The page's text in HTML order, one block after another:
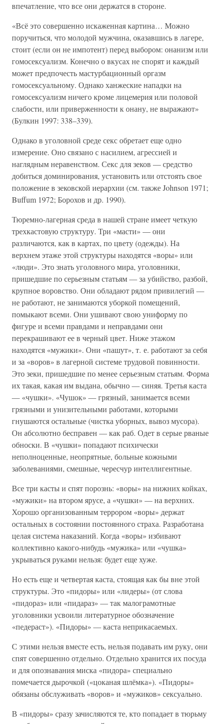
впечатление, что все они держатся в стороне.
«Всё это совершенно искаженная картина… Можно
поручиться, что молодой мужчина, оказавшись в лагере,
стоит (если он не импотент) перед выбором: онанизм или
гомосексуализм. Конечно о вкусах не спорят и каждый
может предпочесть мастурбационный оргазм
гомосексуальному. Однако ханжеские нападки на
гомосексуализм ничего кроме лицемерия или половой
слабости, или приверженности к онану, не выражают»
(Булкин 1997: 338–339).
Однако в уголовной среде секс обретает еще одно
измерение. Оно связано с насилием, агрессией и
наглядным неравенством. Секс для зеков — средство
добиться доминирования, установить или отстоять свое
положение в зековской иерархии (см. также Johnson 1971;
Buffum 1972; Борохов и др. 1990).
Тюремно-лагерная среда в нашей стране имеет четкую
трехкастовую структуру. Три «масти» — они
различаются, как в картах, по цвету (одежды). На
верхнем этаже этой структуры находятся «воры» или
«люди». Это знать уголовного мира, уголовники,
пришедшие по серьезным статьям — за убийство, разбой,
крупное воровство. Они обладают рядом привилегий —
не работают, не занимаются уборкой помещений,
помыкают всеми. Они ушивают свою униформу по
фигуре и всеми правдами и неправдами они
перекрашивают ее в черный цвет. Ниже этажом
находятся «мужики». Они «пашут», т. е. работают за себя
и за «воров» в лагерной системе трудовой повинности.
Это зеки, пришедшие по менее серьезным статьям. Форма
их такая, какая им выдана, обычно — синяя. Третья каста
— «чушки». «Чушок» — грязный, занимается всеми
грязными и унизительными работами, которыми
гнушаются остальные (чистка уборных, вывоз мусора).
Он абсолютно бесправен — как раб. Одет в серые рваные
обноски. В «чушки» попадают психически
неполноценные, неопрятные, больные кожными
заболеваниями, смешные, чересчур интеллигентные.
Все три касты и спят порознь: «воры» на нижних койках,
«мужики» на втором ярусе, а «чушки» — на верхних.
Хорошо организованным террором «воры» держат
остальных в состоянии постоянного страха. Разработана
целая система наказаний. Когда «воры» избивают
коллективно какого-нибудь «мужика» или «чушка»
укрываться руками нельзя: будет еще хуже.
Но есть еще и четвертая каста, стоящая как бы вне этой
структуры. Это «пидоры» или «лидеры» (от слова
«пидораз» или «пидараз» — так малограмотные
уголовники усвоили литературное обозначение
«педераст»). «Пидоры» — каста неприкасаемых.
С этими нельзя вместе есть, нельзя подавать им руку, они
спят совершенно отдельно. Отдельно хранится их посуда
и для опознавания миска «пидора» специально
помечается дырочкой («цоканая шлёмка»). «Пидоры»
обязаны обслуживать «воров» и «мужиков» сексуально.
В «пидоры» сразу зачисляются те, кто попадает в тюрьму